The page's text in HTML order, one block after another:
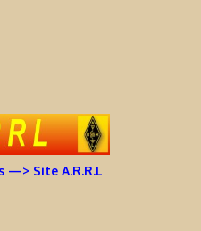
—> Site A.R.R.L